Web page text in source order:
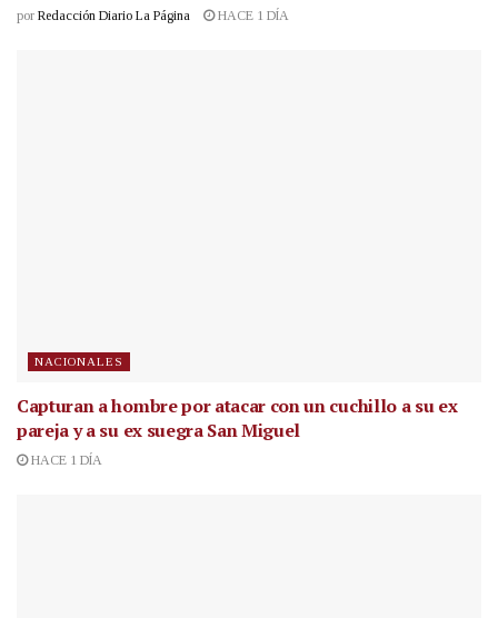
por Redacción Diario La Página HACE 1 DÍA
NACIONALES
Capturan a hombre por atacar con un cuchillo a su ex
pareja y a su ex suegra San Miguel
HACE 1 DÍA